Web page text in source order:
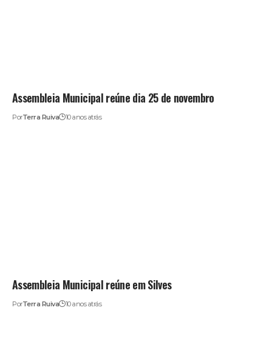
Assembleia Municipal reúne dia 25 de novembro
PorTerra Ruiva 10 anos atrás
Assembleia Municipal reúne em Silves
PorTerra Ruiva 10 anos atrás